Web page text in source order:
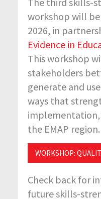
workshop will
2026, in
Evidence in
This workshop
stakeholders
generate and
ways that
the EMAP region.
WORKSHOP:
Check back for
future skills-